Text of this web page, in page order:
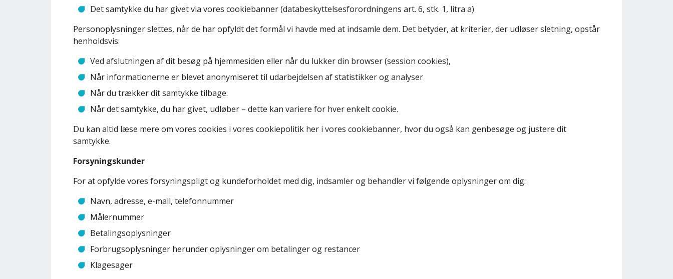
Det samtykke du har givet via vores cookiebanner (databeskyttelsesforordningens art. 6, stk. 1, litra a)
Personoplysninger slettes, når de har opfyldt det formål vi havde med at indsamle dem. Det betyder, at kriterier, der udløser sletning, opstår
henholdsvis:
Ved afslutningen af dit besøg på hjemmesiden eller når du lukker din browser (session cookies),
Når informationerne er blevet anonymiseret til udarbejdelsen af statistikker og analyser
Når du trækker dit samtykke tilbage.
Når det samtykke, du har givet, udløber – dette kan variere for hver enkelt cookie.
Du kan altid læse mere om vores cookies i vores cookiepolitik her i vores cookiebanner, hvor du også kan genbesøge og justere dit
samtykke.
Forsyningskunder
For at opfylde vores forsyningspligt og kundeforholdet med dig, indsamler og behandler vi følgende oplysninger om dig:
Navn, adresse, e-mail, telefonnummer
Målernummer
Betalingsoplysninger
Forbrugsoplysninger herunder oplysninger om betalinger og restancer
Klagesager